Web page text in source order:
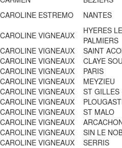
CAROLINE ESTREMO
NANTES
CAROLINE VIGNEAUX
HYERES
PALMIERS
CAROLINE VIGNEAUX
SAINT
CAROLINE VIGNEAUX
CLAYE
CAROLINE VIGNEAUX
PARIS
CAROLINE VIGNEAUX
MEYZIEU
CAROLINE VIGNEAUX
ST GILLES
CAROLINE VIGNEAUX
CAROLINE VIGNEAUX
ST MALO
CAROLINE VIGNEAUX
CAROLINE VIGNEAUX
SIN LE
CAROLINE VIGNEAUX
SERRIS